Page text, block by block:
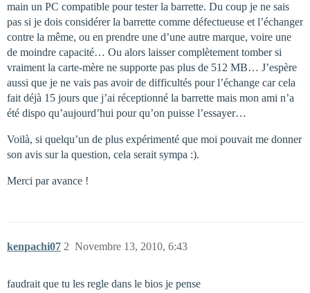
main un PC compatible pour tester la barrette. Du coup je ne sais
pas si je dois considérer la barrette comme défectueuse et l’échanger
contre la même, ou en prendre une d’une autre marque, voire une
de moindre capacité… Ou alors laisser complètement tomber si
vraiment la carte-mère ne supporte pas plus de 512 MB… J’espère
aussi que je ne vais pas avoir de difficultés pour l’échange car cela
fait déjà 15 jours que j’ai réceptionné la barrette mais mon ami n’a
été dispo qu’aujourd’hui pour qu’on puisse l’essayer…
Voilà, si quelqu’un de plus expérimenté que moi pouvait me donner
son avis sur la question, cela serait sympa :).
Merci par avance !
kenpachi07 Novembre 13, 2010, 6:43
2
faudrait que tu les regle dans le bios je pense